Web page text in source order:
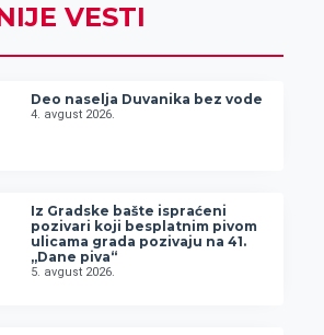
VESTI
Deo naselja Duvanika bez vode
4. avgust 2026.
Iz Gradske bašte ispraćeni
pozivari koji besplatnim pivom
ulicama grada pozivaju na 41.
„Dane piva“
5. avgust 2026.